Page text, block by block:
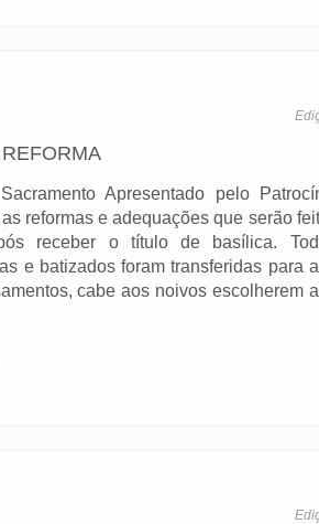
Apresentado pelo
reformas e adequações que serão
receber o título de basílica.
e batizados foram transferidas para
cabe aos noivos escolherem